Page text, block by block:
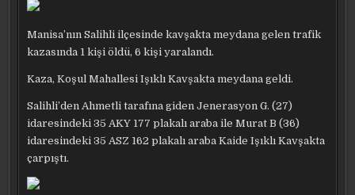
Manisa’nın Salihli ilçesinde kavşakta meydana gelen trafik
kazasında 1 kişi öldü, 6 kişi yaralandı.
Kaza, Koşul Mahallesi Işıklı Kavşakta meydana geldi.
Salihli’den Ahmetli tarafına giden Jenerasyon G. (27)
idaresindeki 35 AKY 177 plakalı araba ile Murat B (36)
idaresindeki 35 ASZ 162 plakalı araba Kaide Işıklı Kavşakta
çarpıştı.